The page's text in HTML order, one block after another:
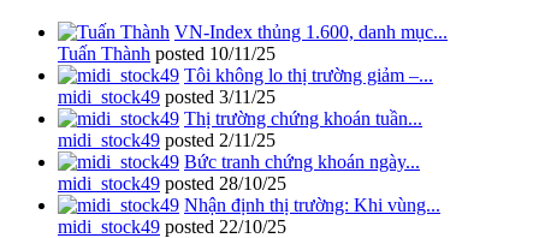
VN-Index thủng 1.600, danh mục...
Tuấn Thành posted 10/11/25
Tôi không lo thị trường giảm –...
midi_stock49 posted 3/11/25
Thị trường chứng khoán tuần...
midi_stock49 posted 2/11/25
Bức tranh chứng khoán ngày...
midi_stock49 posted 28/10/25
Nhận định thị trường: Khi vùng...
midi_stock49 posted 22/10/25